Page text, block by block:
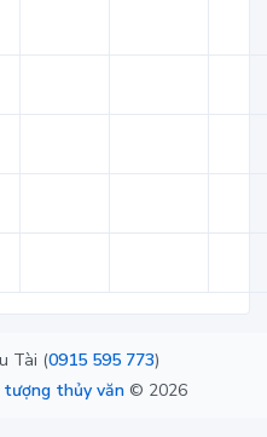
Tài (0915 595 773)
thủy văn © 2026